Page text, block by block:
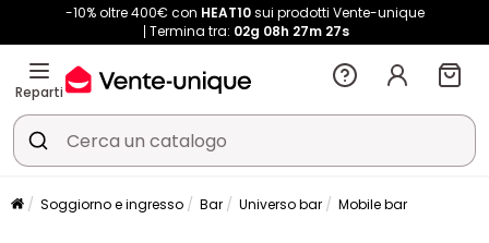
-10% oltre 400€ con HEAT10sui prodotti Vente-unique
Termina tra: 02g 08h 27m 27s
Reparti
Soggiorno e ingresso Bar Universo bar Mobile bar